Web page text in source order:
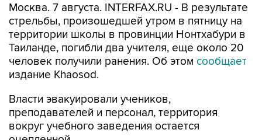
Москва. 7 августа. INTERFAX.RU - В результате
стрельбы, произошедшей утром в пятницу на
территории школы в провинции Нонтхабури в
Таиланде, погибли два учителя, еще около 20
человек получили ранения. Об этом сообщает
издание Khaosod.
Власти эвакуировали учеников,
преподавателей и персонал, территория
вокруг учебного заведения остается